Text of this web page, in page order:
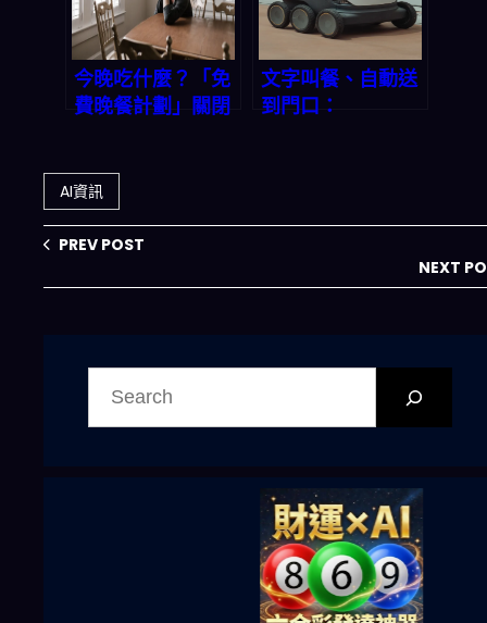
今晚吃什麼？「免
費晚餐計劃」關閉
與省錢智慧
文字叫餐、自動送
到門口：
AI資訊
PREV POST
NEXT